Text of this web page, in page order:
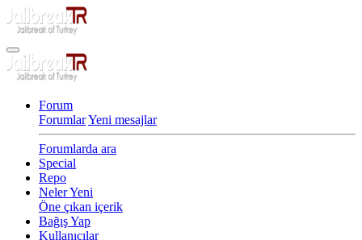
Forum
ForumlarYeni mesajlar
Forumlarda ara
Special
Repo
Neler Yeni
Öne çıkan içerik
Bağış Yap
Kullanıcılar